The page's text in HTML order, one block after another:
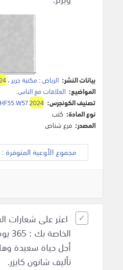
بيانات النشر: الرياض: مكتبة جرير ،
المواضيع: العلاقات مع الناس.
تصنيف الكونجرس:
HF55.W572024
نوع المادة: كتب
المصدر: فرع شناص
مجموع الأوعية المتوفرة : 1
اعثر على شعارات
أجل حياة سعيدة
تأليف شانون كايزر.